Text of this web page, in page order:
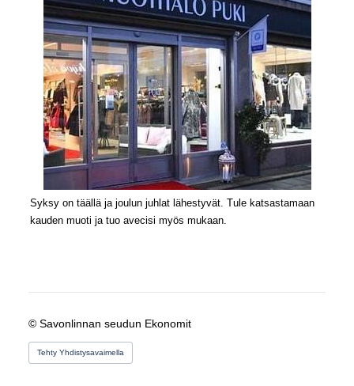
Syksy on täällä ja joulun juhlat lähestyvät. Tule katsastamaan
kauden muoti ja tuo avecisi myös mukaan.
© Savonlinnan seudun Ekonomit
Tehty Yhdistysavaimella